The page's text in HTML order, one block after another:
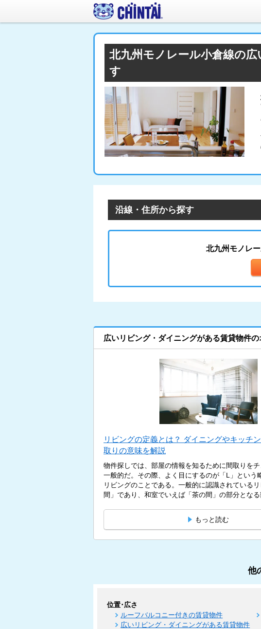
北九州モノレール小倉線の
す
沿線・住所から探す
北九州モノレ
広いリビング・ダイニングがある賃貸物件
リビングの定義とは？ ダイニングやキッチ
取りの意味を解説
物件探しでは、部屋の情報を知るために間取りを
一般的だ。その際、よく目にするのが「L」という
リビングのことである。一般的に認識されている
間」であり、和室でいえば「茶の間」の部分となる
もっと読む
他
位置･広さ
ルーフバルコニー付きの賃貸物件
広いリビング・ダイニングがある賃貸物件